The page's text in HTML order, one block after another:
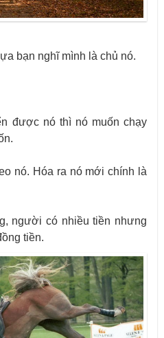
bạn nghĩ mình là chủ nó.
được nó thì nó muốn chạy
nó. Hóa ra nó mới chính là
người có nhiều tiền nhưng
tiền.